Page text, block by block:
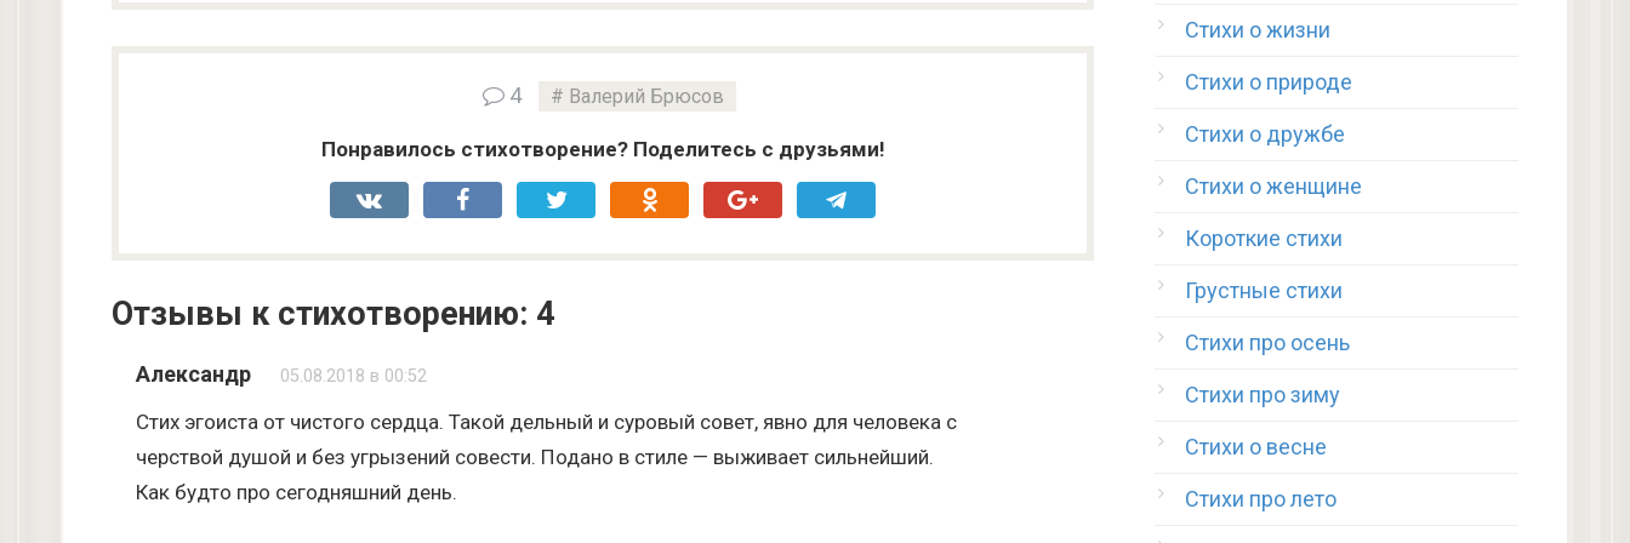
4 Валерий Брюсов
Понравилось стихотворение? Поделитесь с друзьями!
Отзывы к стихотворению: 4
Александр 05.08.2018 в 00:52
Стих эгоиста от чистого сердца. Такой дельный и суровый совет, явно для человека с
черствой душой и без угрызений совести. Подано в стиле — выживает сильнейший.
Как будто про сегодняшний день.
Стихи о жизни
Стихи о природе
Стихи о дружбе
Стихи о женщине
Короткие стихи
Грустные стихи
Стихи про осень
Стихи про зиму
Стихи о весне
Стихи про лето